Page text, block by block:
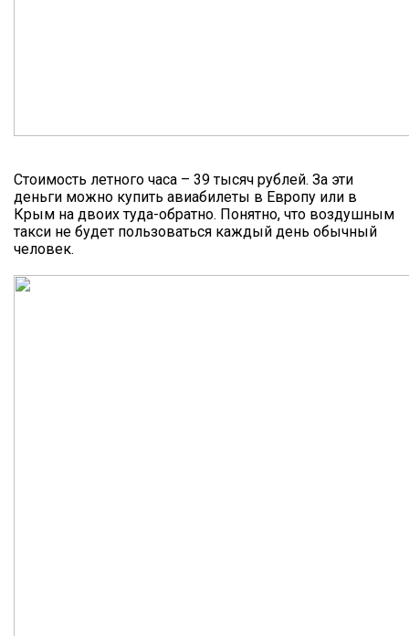
Стоимость летного часа – 39 тысяч рублей. За эти
деньги можно купить авиабилеты в Европу или в
Крым на двоих туда-обратно. Понятно, что воздушным
такси не будет пользоваться каждый день обычный
человек.